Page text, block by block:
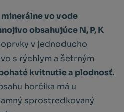
minerálne vo vode
obsahujúce N, P, K
v jednoducho
s rýchlym a šetrným
kvitnutie a plodnosť.
horčíka má u
sprostredkovaný